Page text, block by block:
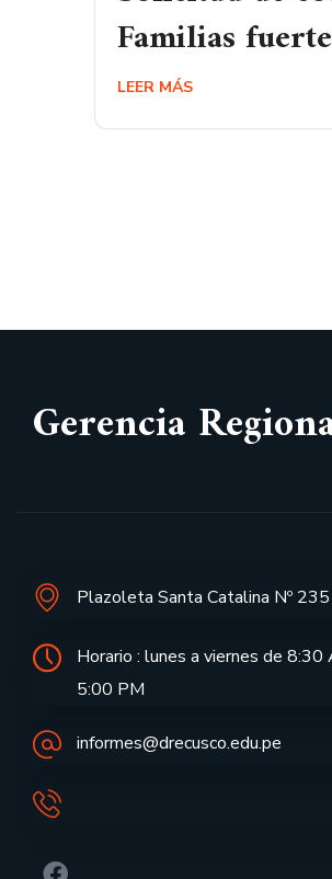
Familias
LEER MÁS
Gerencia
Plazoleta Santa Catalina Nº 235
Horario : lunes a viernes de 8:30
5:00 PM
informes@drecusco.edu.pe